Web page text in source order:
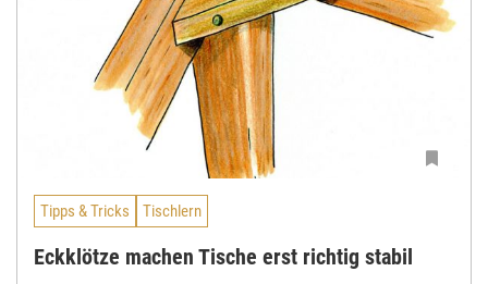
Tipps & Tricks Tischlern
Eckklötze machen Tische erst richtig stabil